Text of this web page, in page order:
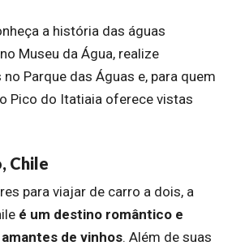
a história das águas
Museu da Água, realize
Parque das Águas e, para quem
Pico do Itatiaia oferece vistas
Chile
para viajar de carro a dois, a
é um destino romântico e
de vinhos. Além de suas